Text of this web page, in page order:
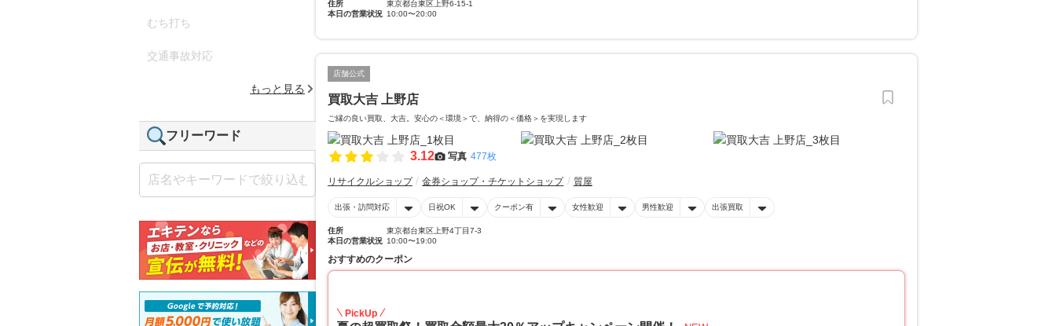
住所
東京都台東区上野6-15-1
本日の営業状況 10:00〜20:00
店舗公式
買取大吉 上野店
ご縁の良い買取、大吉。安心の＜環境＞で、納得の＜価格＞を実現します
3.12 写真 477枚
リサイクルショップ 金券ショップ・チケットショップ 質屋
出張・訪問対応 日祝OK クーポン有 女性歓迎 男性歓迎 出張買取
住所
東京都台東区上野4丁目7-3
本日の営業状況 10:00〜19:00
おすすめのクーポン
PickUp
むち打ち
交通事故対応
もっと見る
フリーワード